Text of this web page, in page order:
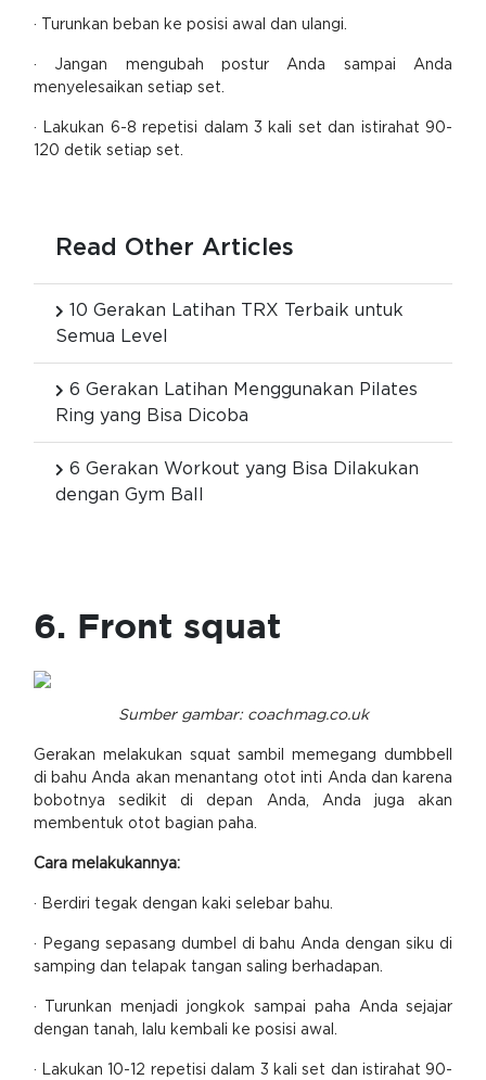
· Turunkan beban ke posisi awal dan ulangi.
· Jangan mengubah postur Anda sampai Anda
menyelesaikan setiap set.
· Lakukan 6-8 repetisi dalam 3 kali set dan istirahat 90-
120 detik setiap set.
Read Other Articles
10 Gerakan Latihan TRX Terbaik untuk
Semua Level
6 Gerakan Latihan Menggunakan Pilates
Ring yang Bisa Dicoba
6 Gerakan Workout yang Bisa Dilakukan
dengan Gym Ball
6. Front squat
Sumber gambar: coachmag.co.uk
Gerakan melakukan squat sambil memegang dumbbell
di bahu Anda akan menantang otot inti Anda dan karena
bobotnya sedikit di depan Anda, Anda juga akan
membentuk otot bagian paha.
Cara melakukannya:
· Berdiri tegak dengan kaki selebar bahu.
· Pegang sepasang dumbel di bahu Anda dengan siku di
samping dan telapak tangan saling berhadapan.
· Turunkan menjadi jongkok sampai paha Anda sejajar
dengan tanah, lalu kembali ke posisi awal.
· Lakukan 10-12 repetisi dalam 3 kali set dan istirahat 90-